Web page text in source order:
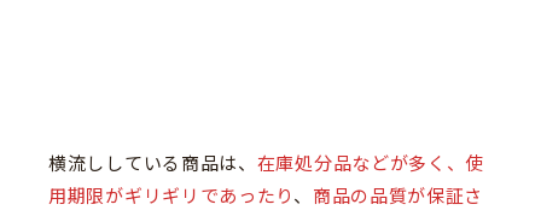
横流ししている商品は、 在庫処分品などが多く、使
用期限がギリギリであったり 、 商品の品質が保証さ